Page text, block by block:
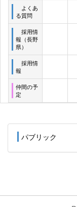
よくあ
る質問
採用情
報（長野
県）
採用情
報
仲間の予
定
パブリック